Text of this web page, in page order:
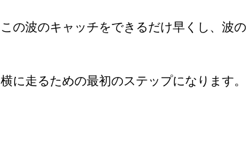
この波のキャッチをできるだけ早くし、波
横に走るための最初のステップになります。